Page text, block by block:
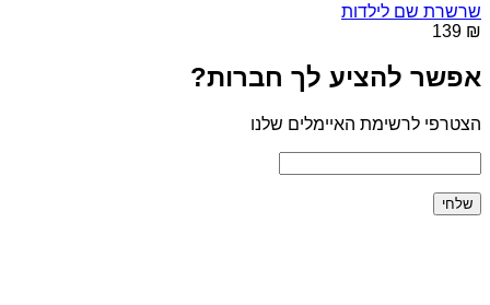
שרשרת שם לילדות
₪ 139
אפשר להציע לך חברות?
הצטרפי לרשימת האיימלים שלנו